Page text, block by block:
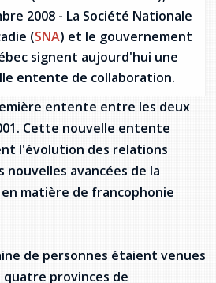
canadienne
l'Acadie
annuelle
ambigus
pénale
consultées
de la personne de
neuf ou d'occasion ou
Justice)
Covid-19
Terre-Neuve-et-
juridique ?
de Terre-Neuve-
d'expression
2021
de santé à TNL
(SSF)
à TNL
de santé
fierté !
en français
2008 - La Société Nationale
(SNA) et le gouvernement
signent aujourd'hui une
entente de collaboration.
entente entre les deux
Cette nouvelle entente
l'évolution des relations
nouvelles avancées de la
matière de francophonie
de personnes étaient venues
quatre provinces de